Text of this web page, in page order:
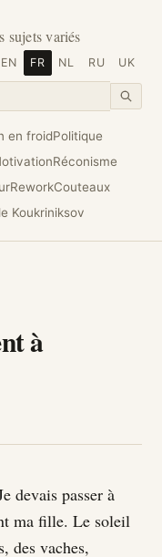
sujets variés
EN FR NL RU UK
en froidPolitique
Réconisme
ReworkCouteaux
Koukriniksov
à
devais passer à
ma fille. Le soleil
des vaches,